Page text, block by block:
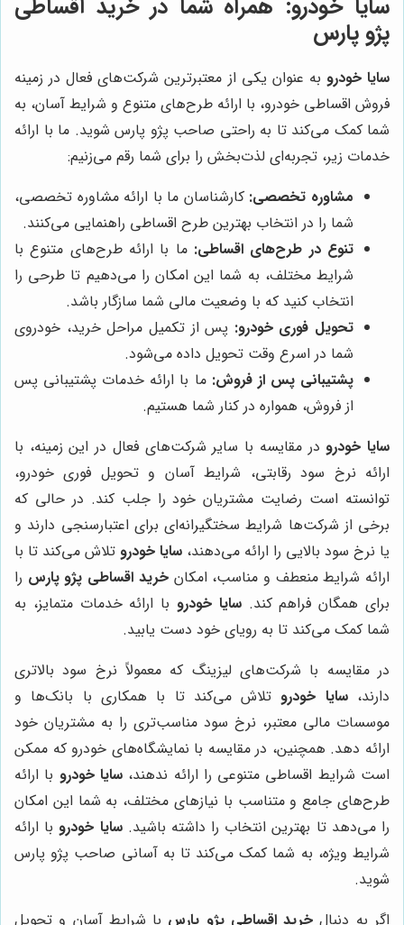
سایا خودرو: همراه شما در خرید اقساطی
پژو پارس
سایا خودرو به عنوان یکی از معتبرترین شرکت‌های فعال در زمینه
فروش اقساطی خودرو، با ارائه طرح‌های متنوع و شرایط آسان، به
شما کمک می‌کند تا به راحتی صاحب پژو پارس شوید. ما با ارائه
خدمات زیر، تجربه‌ای لذت‌بخش را برای شما رقم می‌زنیم:
مشاوره تخصصی: کارشناسان ما با ارائه مشاوره تخصصی،
شما را در انتخاب بهترین طرح اقساطی راهنمایی می‌کنند.
تنوع در طرح‌های اقساطی: ما با ارائه طرح‌های متنوع با
شرایط مختلف، به شما این امکان را می‌دهیم تا طرحی را
انتخاب کنید که با وضعیت مالی شما سازگار باشد.
تحویل فوری خودرو: پس از تکمیل مراحل خرید، خودروی
شما در اسرع وقت تحویل داده می‌شود.
پشتیبانی پس از فروش: ما با ارائه خدمات پشتیبانی پس
از فروش، همواره در کنار شما هستیم.
سایا خودرودر مقایسه با سایر شرکت‌های فعال در این زمینه، با
ارائه نرخ سود رقابتی، شرایط آسان و تحویل فوری خودرو،
توانسته است رضایت مشتریان خود را جلب کند. در حالی که
برخی از شرکت‌ها شرایط سختگیرانه‌ای برای اعتبارسنجی دارند و
یا نرخ سود بالایی را ارائه می‌دهند، سایا خودرو تلاش می‌کند تا با
ارائه شرایط منعطف و مناسب، امکانخرید اقساطی پژو پارس را
برای همگان فراهم کند.سایا خودرو با ارائه خدمات متمایز، به
شما کمک می‌کند تا به رویای خود دست یابید.
در مقایسه با شرکت‌های لیزینگ که معمولاً نرخ سود بالاتری
دارند،سایا خودروتلاش می‌کند تا با همکاری با بانک‌ها و
موسسات مالی معتبر، نرخ سود مناسب‌تری را به مشتریان خود
ارائه دهد. همچنین، در مقایسه با نمایشگاه‌های خودرو که ممکن
است شرایط اقساطی متنوعی را ارائه ندهند،سایا خودرو با ارائه
طرح‌های جامع و متناسب با نیازهای مختلف، به شما این امکان
را می‌دهد تا بهترین انتخاب را داشته باشید.سایا خودروبا ارائه
شرایط ویژه، به شما کمک می‌کند تا به آسانی صاحب پژو پارس
شوید.
اگر به دنبال خرید اقساطی پژو پارس با شرایط آسان و تحویل